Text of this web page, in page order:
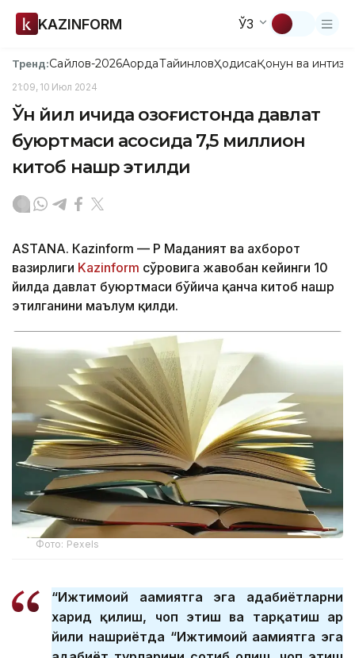
KAZINFORM ЎЗ
Тренд:Сайлов-2026АқордаТайинловҲодисаҚонун ва
21:09, 10 Июл 2024
Ўн йил ичида Қозоғистонда давлат
буюртмаси асосида 7,5 миллион
китоб нашр этилди
ASTANА. Кazinform — ҚР Маданият ва ахборот
вазирлиги Kazinform сўровига жавобан кейинги 10
йилда давлат буюртмаси бўйича қанча китоб нашр
этилганини маълум қилди.
Фото: Pexels
“Ижтимоий аҳамиятга эга адабиётларни
харид қилиш, чоп этиш ва тарқатиш ҳар
йили нашриётда “Ижтимоий аҳамиятга эга